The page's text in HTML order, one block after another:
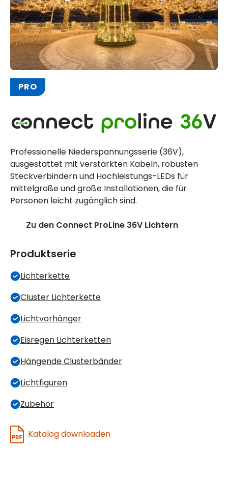
PRO
Professionelle Niederspannungsserie (36V),
ausgestattet mit verstärkten Kabeln, robusten
Steckverbindern und Hochleistungs-LEDs für
mittelgroße und große Installationen, die für
Personen leicht zugänglich sind.
Zu den Connect ProLine 36V Lichtern
Produktserie
Lichterkette
Cluster Lichterkette
Lichtvorhänger
Eisregen Lichterketten
Hängende Clusterbänder
Lichtfiguren
Zubehör
Katalog downloaden